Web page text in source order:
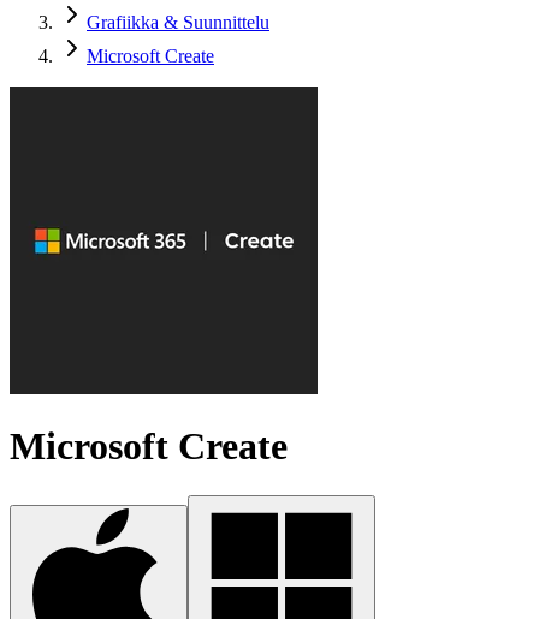
Grafiikka & Suunnittelu
Microsoft Create
Microsoft Create